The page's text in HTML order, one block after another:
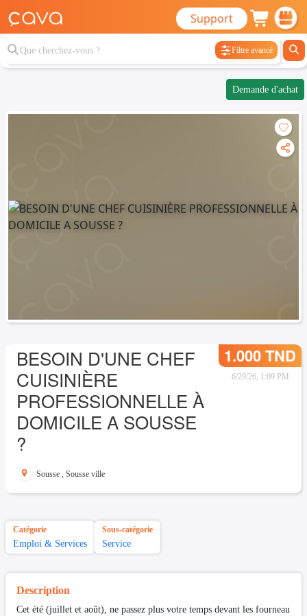
Support
Filtre avancé
Demande d'achat
BESOIN D'UNE CHEF
CUISINIÈRE
PROFESSIONNELLE À
DOMICILE A SOUSSE
?
1.000 TND
6/29/26, 1:09 PM
Sousse , Sousse ville
Catégorie
Emploi & Services
Sous-catégorie
Service
Description
Cet été (juillet et août), ne passez plus votre temps devant les fourneau